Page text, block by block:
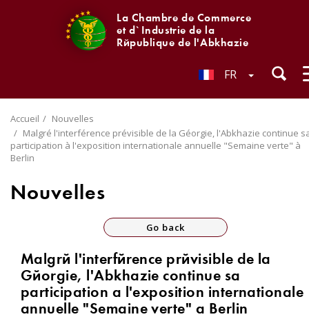
La Chambre de Commerce
et d`Industrie de la
République de l'Abkhazie
FR
Accueil
Nouvelles
Malgré l'interférence prévisible de la Géorgie, l'Abkhazie continue
participation à l'exposition internationale annuelle "Semaine verte" à
Berlin
Nouvelles
Go back
Malgré l'interférence prévisible de la
Géorgie, l'Abkhazie continue sa
participation à l'exposition internationale
annuelle "Semaine verte" à Berlin